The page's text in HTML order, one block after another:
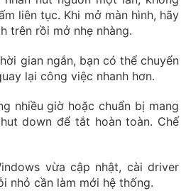
liên tục. Khi mở màn hình, hãy
trên rồi mở nhẹ nhàng.
gian ngắn, bạn có thể chuyển
lại công việc nhanh hơn.
nhiều giờ hoặc chuẩn bị mang
down để tắt hoàn toàn. Chế
vừa cập nhật, cài driver
nhỏ cần làm mới hệ thống.